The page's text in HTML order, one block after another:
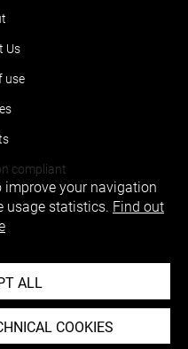
Us
use
compliant
your navigation
usage statistics. Find out
ALL
COOKIES